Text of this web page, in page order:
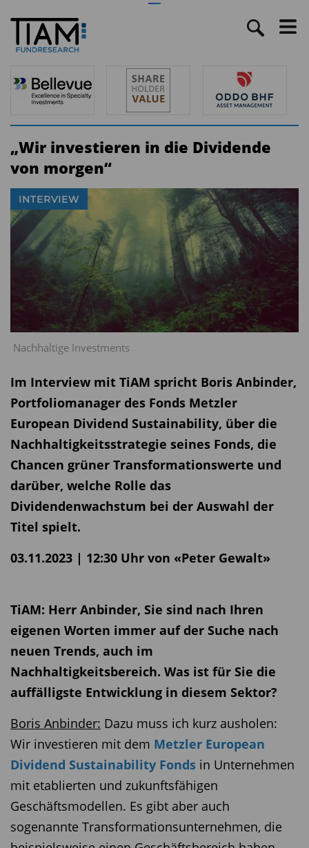
„Wir investieren in die Dividende
von morgen“
Nachhaltige Investments
INTERVIEW
Im Interview mit TiAM spricht Boris Anbinder,
Portfoliomanager des Fonds Metzler
European Dividend Sustainability, über die
Nachhaltigkeitsstrategie seines Fonds, die
Chancen grüner Transformationswerte und
darüber, welche Rolle das
Dividendenwachstum bei der Auswahl der
Titel spielt.
03.11.2023 | 12:30 Uhr von «Peter Gewalt»
TiAM: Herr Anbinder, Sie sind nach Ihren
eigenen Worten immer auf der Suche nach
neuen Trends, auch im
Nachhaltigkeitsbereich. Was ist für Sie die
auffälligste Entwicklung in diesem Sektor?
Boris Anbinder: Dazu muss ich kurz ausholen:
Wir investieren mit dem Metzler European
Dividend Sustainability Fonds in Unternehmen
mit etablierten und zukunftsfähigen
Geschäftsmodellen. Es gibt aber auch
sogenannte Transformationsunternehmen, die